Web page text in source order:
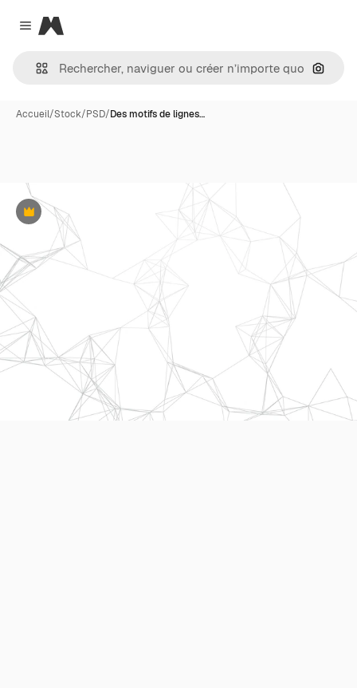
Close menu
Magnific
Accueil/Stock/PSD/Des motifs de lignes…
Premium